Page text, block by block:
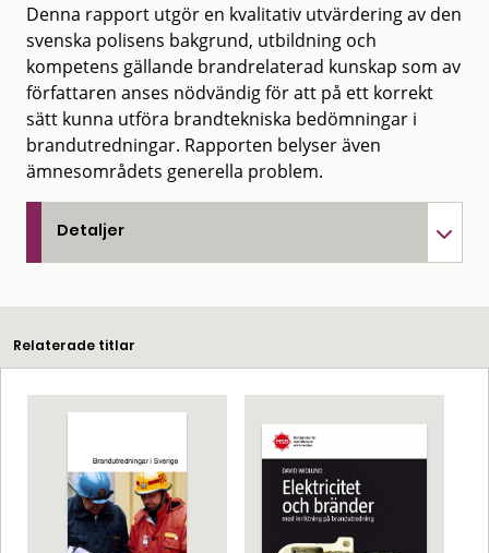
Denna rapport utgör en kvalitativ utvärdering av den
svenska polisens bakgrund, utbildning och
kompetens gällande brandrelaterad kunskap som av
författaren anses nödvändig för att på ett korrekt
sätt kunna utföra brandtekniska bedömningar i
brandutredningar. Rapporten belyser även
ämnesområdets generella problem.
Detaljer
Relaterade titlar